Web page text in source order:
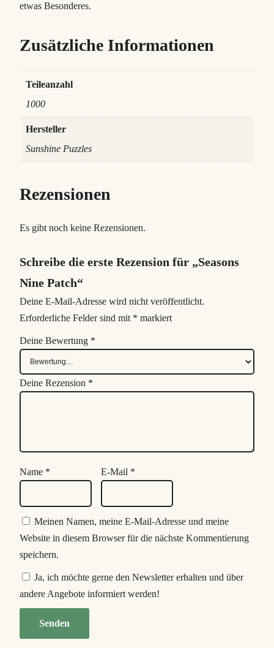
etwas Besonderes.
Zusätzliche Informationen
Teileanzahl
1000
Hersteller
Sunshine Puzzles
Rezensionen
Es gibt noch keine Rezensionen.
Schreibe die erste Rezension für „Seasons
Nine Patch“
Deine E-Mail-Adresse wird nicht veröffentlicht.
Erforderliche Felder sind mit * markiert
Deine Bewertung *
Deine Rezension *
Name * E-Mail *
Meinen Namen, meine E-Mail-Adresse und meine
Website in diesem Browser für die nächste Kommentierung
speichern.
Ja, ich möchte gerne den Newsletter erhalten und über
andere Angebote informiert werden!